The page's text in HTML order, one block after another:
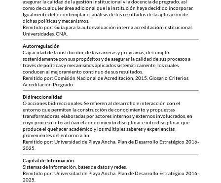
asegurar la calidad de la gestión institucional y la docencia de pregrado, así
como de cualquier área adicional que la institución haya decidido incorporar.
Igualmente debe contemplar el análisis de los resultados de la aplicación de
dichas políticas y mecanismos.
Remitido por: Guía para la autoevaluación interna acreditación institucional.
Universidades. CNA.
Autorregulación
Capacidad de la institución, de las carreras y programas, de cumplir
sostenidamente con sus propósitos y de asegurar la calidad de sus procesos a
través de políticas y mecanismos aplicados sistemáticamente, los cuales
conducen al mejoramiento continuo de sus resultados.
Remitido por: Comisión Nacional de Acreditación, 2015. Glosario Criterios
Acreditación Pregrado.
Bidireccionalidad
O acciones bidireccionales. Se refieren al desarrollo e interacción con el
entorno que permiten la construcción de conocimiento y propuestas
transformadoras, elaboradas por actores internos y externos involucrados, en
cuyo proceso interactúan el conocimiento disciplinar e interdisciplinar que
produce el quehacer académico y los múltiples saberes y experiencias
provenientes del entorno a fin.
Remitido por: Universidad de Playa Ancha. Plan de Desarrollo Estratégico 2016-
2025.
Capital de Información
Sistemas de información, bases de datos y redes.
Remitido por: Universidad de Playa Ancha. Plan de Desarrollo Estratégico 2016-
2025.